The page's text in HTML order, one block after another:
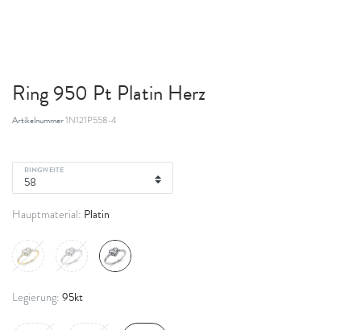
Ring 950 Pt Platin Herz
Artikelnummer1N121P558-4
RINGWEITE
Hauptmaterial: Platin
Legierung: 95kt